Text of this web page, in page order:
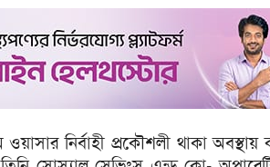
ওয়াসার নির্বাহী প্রকৌশলী থাকা